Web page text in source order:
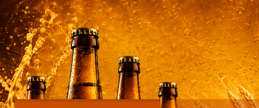
to
content
to
left
sidebar
to
right
sidebar
to
footer